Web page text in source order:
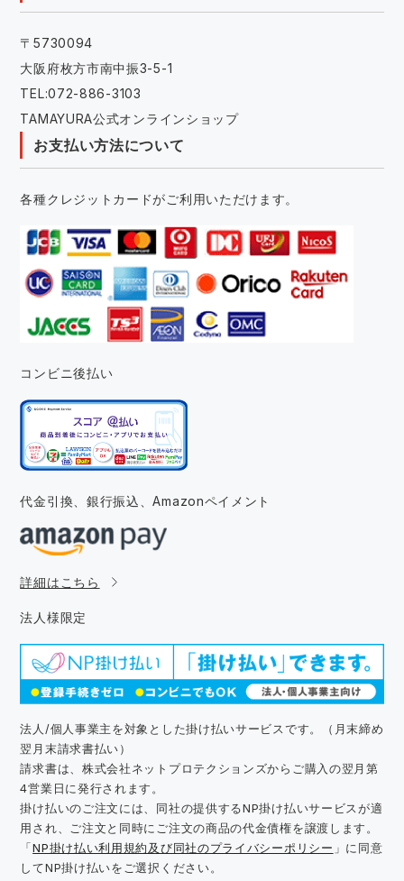
〒5730094
大阪府枚方市南中振3-5-1
TEL:072-886-3103
TAMAYURA公式オンラインショップ
お支払い方法について
各種クレジットカードがご利用いただけます。
コンビニ後払い
代金引換、銀行振込、Amazonペイメント
詳細はこちら
法人様限定
法人/個人事業主を対象とした掛け払いサービスです。（月末締め
翌月末請求書払い）
請求書は、株式会社ネットプロテクションズからご購入の翌月第
4営業日に発行されます。
掛け払いのご注文には、同社の提供するNP掛け払いサービスが適
用され、ご注文と同時にご注文の商品の代金債権を譲渡します。
「NP掛け払い利用規約及び同社のプライバシーポリシー 」に同意
してNP掛け払いをご選択ください。